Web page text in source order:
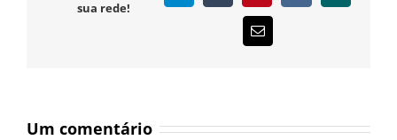
sua rede!
E-
mail
Um comentário